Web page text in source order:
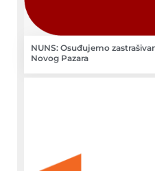
NUNS: Osuđujemo
Novog Pazara